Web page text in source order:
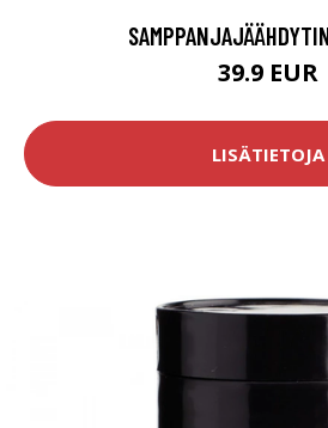
39.9 EUR
LISÄTIETOJA